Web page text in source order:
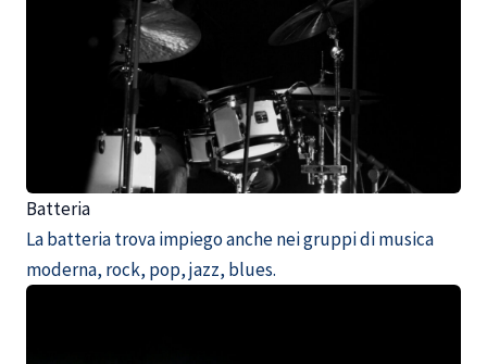
Batteria
La batteria trova impiego anche nei gruppi di musica
moderna, rock, pop, jazz, blues.